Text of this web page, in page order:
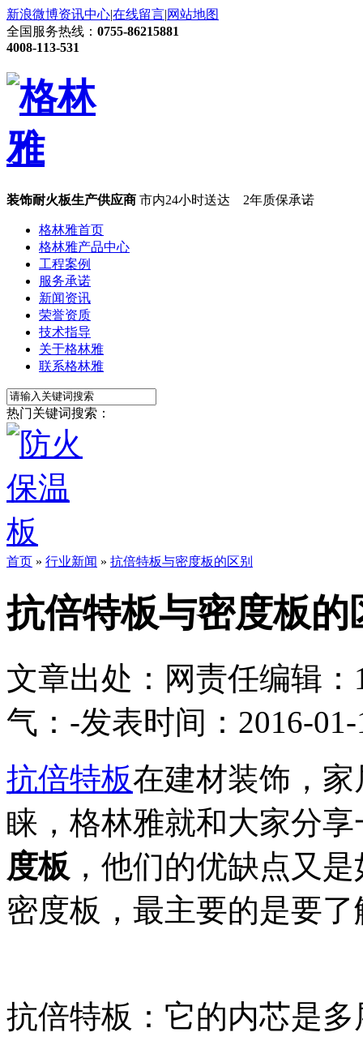
新浪微博资讯中心|在线留言|网站地图
全国服务热线： 0755-86215881
4008-113-531
装饰耐火板生产供应商 市内24小时送达 2年质保承诺
格林雅首页
格林雅产品中心
工程案例
服务承诺
新闻资讯
荣誉资质
技术指导
关于格林雅
联系格林雅
热门关键词搜索：
首页 » 行业新闻 » 抗倍特板与密度板的区别
抗倍特板与密度板的
文章出处： 网责任编辑：
气： -发表时间：2016-
抗倍特板在建材装饰，
睐，格林雅就和大家分享
度板 ，他们的优缺点又
密度板，最主要的是要
抗倍特板：它的内芯是